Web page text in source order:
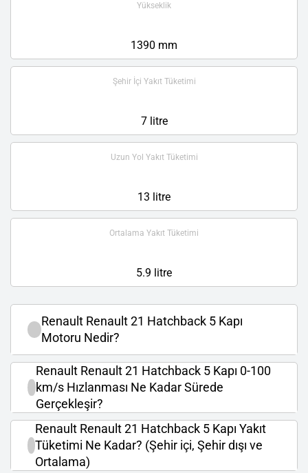
Yükseklik
1390 mm
Şehir İçi Yakıt Tüketimi
7 litre
Uzun Yol Yakıt Tüketimi
13 litre
Ortalama Yakıt Tüketimi
5.9 litre
Renault Renault 21 Hatchback 5 Kapı
Motoru Nedir?
Renault Renault 21 Hatchback 5 Kapı 0-100
km/s Hızlanması Ne Kadar Sürede
Gerçekleşir?
Renault Renault 21 Hatchback 5 Kapı Yakıt
Tüketimi Ne Kadar? (Şehir içi, Şehir dışı ve
Ortalama)